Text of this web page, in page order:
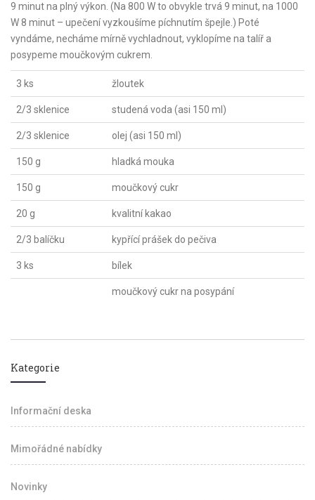
9 minut na plný výkon. (Na 800 W to obvykle trvá 9 minut, na 1000
W 8 minut – upečení vyzkoušíme píchnutím špejle.) Poté
vyndáme, necháme mírně vychladnout, vyklopíme na talíř a
posypeme moučkovým cukrem.
3 ks žloutek
2/3 sklenice studená voda (asi 150 ml)
2/3 sklenice olej (asi 150 ml)
150 g hladká mouka
150 g moučkový cukr
20 g kvalitní kakao
2/3 balíčku kypřící prášek do pečiva
3 ks bílek
moučkový cukr na posypání
Kategorie
Informační deska
Mimořádné nabídky
Novinky